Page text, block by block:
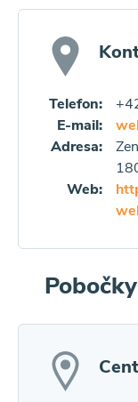
Telefon:
E-mail:
Adresa:
Web: